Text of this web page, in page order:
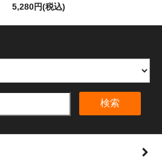
5,280円(税込)
検索